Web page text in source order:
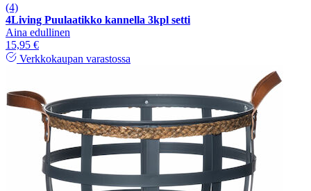
(4)
4Living Puulaatikko kannella 3kpl setti
Aina edullinen
15,95 €
Verkkokaupan varastossa